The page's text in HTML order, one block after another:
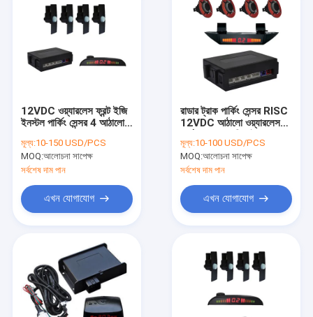
12VDC ওয়্যারলেস ফ্রন্ট ইজি
ইনস্টল পার্কিং সেন্সর 4 আঠালো
পরিসর
মূল্য:10-150 USD/PCS
MOQ:আলোচনা সাপেক্ষ
সর্বশেষ দাম পান
এখন যোগাযোগ
রাডার ট্রাক পার্কিং সেন্সর RISC
12VDC আঠালো ওয়্যারলেস
মূল্য:10-100 USD/PCS
MOQ:আলোচনা সাপেক্ষ
সর্বশেষ দাম পান
এখন যোগাযোগ